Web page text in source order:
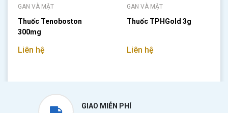
GAN VÀ MẬT
Thuốc Tenoboston
300mg
Liên hệ
GAN VÀ MẬT
Thuốc TPHGold 3g
Liên hệ
GIAO MIỄN PHÍ